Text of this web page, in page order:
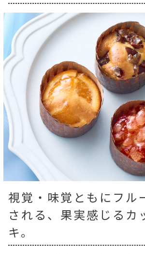
視覚・味覚ともにフル
される、果実感じるカ
キ。